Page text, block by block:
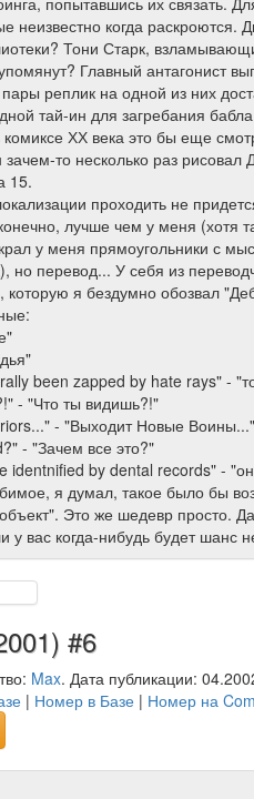
неизвестно когда
Тони Старк,
Главный антагонист
реплик на одной из них
тай-ин для загребания
комиксе ХХ века это бы еще
зачем-то несколько раз
15.
проходить не
лучше чем у меня (хотя
у меня прямоугольники с
но перевод... У себя из
которую я бездумно обозвал
been zapped by hate rays" -
- "Что ты видишь?!"
- "Выходит Новые Воины..."
- "Зачем все это?"
identnified by dental records" -
я думал, такое было бы
Это же шедевр просто.
вас когда-нибудь будет шанс
#6
Max. Дата публикации:
| Номер в Базе | Номер на